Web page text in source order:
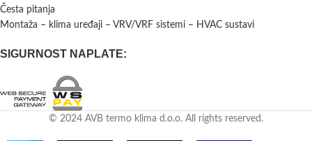
Česta pitanja
Montaža – klima uređaji – VRV/VRF sistemi – HVAC sustavi
SIGURNOST NAPLATE:
© 2024 AVB termo klima d.o.o. All rights reserved.